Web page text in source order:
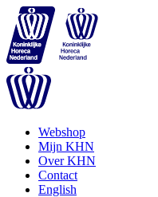
Webshop
Mijn KHN
Over KHN
Contact
English